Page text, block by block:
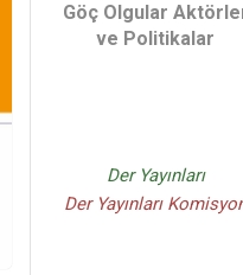
Göç Olgular
ve Politikalar
Der Yayınları
Der Yayınları